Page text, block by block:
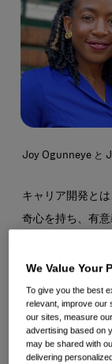
レ
ス
Joy Ogunneye と
キャリア開発と
奇心を持ち、有
キャリアアドバ
メンバーである
達イネーブルメ
ジャージー州サ
We Value Your
To give you the best
relevant, improve our
our sites, measure
advertising based on
may be shared with
delivering